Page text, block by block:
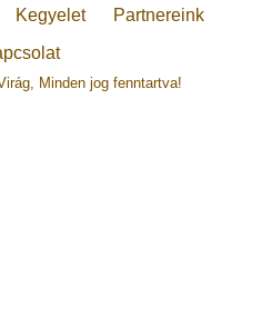
Kegyelet
Partnereink
Minden jog fenntartva!